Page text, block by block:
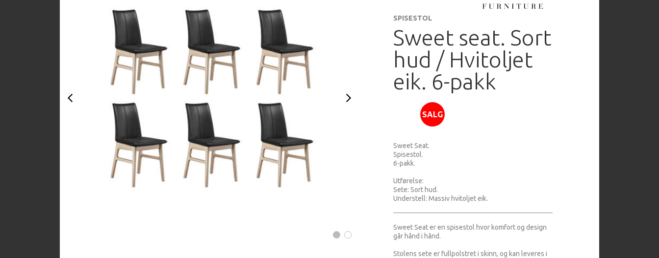
SPISESTOL
Sweet seat. Sort
hud / Hvitoljet
eik. 6-pakk
SALG
Sweet Seat.
Spisestol.
6-pakk.
Utførelse:
Sete: Sort hud.
Understell: Massiv hvitoljet eik.
Sweet Seat er en spisestol hvor komfort og design
går hånd i hånd.
Stolens sete er fullpolstret i skinn, og kan leveres i